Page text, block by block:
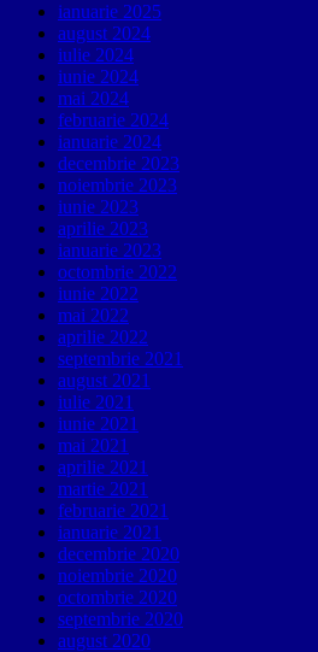
ianuarie 2025
august 2024
iulie 2024
iunie 2024
mai 2024
februarie 2024
ianuarie 2024
decembrie 2023
noiembrie 2023
iunie 2023
aprilie 2023
ianuarie 2023
octombrie 2022
iunie 2022
mai 2022
aprilie 2022
septembrie 2021
august 2021
iulie 2021
iunie 2021
mai 2021
aprilie 2021
martie 2021
februarie 2021
ianuarie 2021
decembrie 2020
noiembrie 2020
octombrie 2020
septembrie 2020
august 2020